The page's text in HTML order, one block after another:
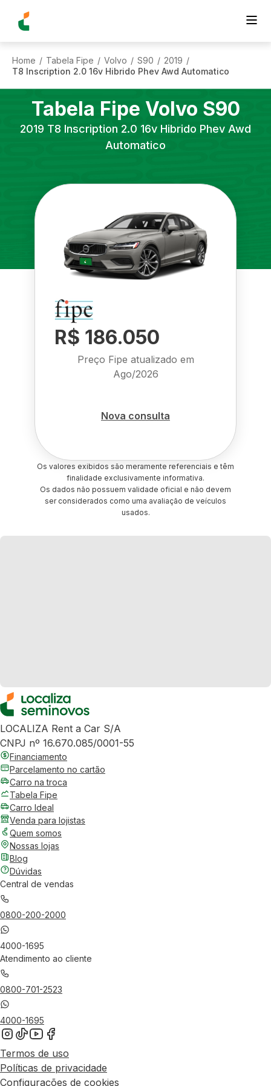
Home / Tabela Fipe / Volvo / S90 / 2019 /
T8 Inscription 2.0 16v Hibrido Phev Awd Automatico
Tabela Fipe Volvo S90
2019 T8 Inscription 2.0 16v Hibrido Phev Awd
Automatico
R$ 186.050
Preço Fipe atualizado em
Ago/2026
Nova consulta
Os valores exibidos são meramente referenciais e têm
finalidade exclusivamente informativa.
Os dados não possuem validade oficial e não devem
ser considerados como uma avaliação de veículos
usados.
LOCALIZA Rent a Car S/A
CNPJ nº 16.670.085/0001-55
Financiamento
Parcelamento no cartão
Carro na troca
Tabela Fipe
Carro Ideal
Venda para lojistas
Quem somos
Nossas lojas
Blog
Dúvidas
Central de vendas
0800-200-2000
4000-1695
Atendimento ao cliente
0800-701-2523
4000-1695
Termos de uso
Políticas de privacidade
Configurações de cookies